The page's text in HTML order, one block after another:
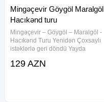
Mingəçevir Göygöl Maralgöl
Hacıkənd turu
Mingəçevir – Göygöl – Maralgöl -
Hacıkənd Turu Yenidən Çoxsaylı
istəklərlə geri döndü Yayda
nə deyirsiniz? Sadəcə 129 AZN –
129 AZN